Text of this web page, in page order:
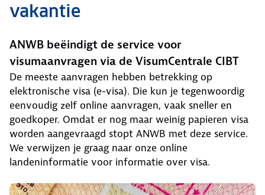
vakantie
ANWB beëindigt de service voor
visumaanvragen via de VisumCentrale CIBT
De meeste aanvragen hebben betrekking op
elektronische visa (e-visa). Die kun je tegenwoordig
eenvoudig zelf online aanvragen, vaak sneller en
goedkoper. Omdat er nog maar weinig papieren visa
worden aangevraagd stopt ANWB met deze service.
We verwijzen je graag naar onze online
landeninformatie voor informatie over visa.